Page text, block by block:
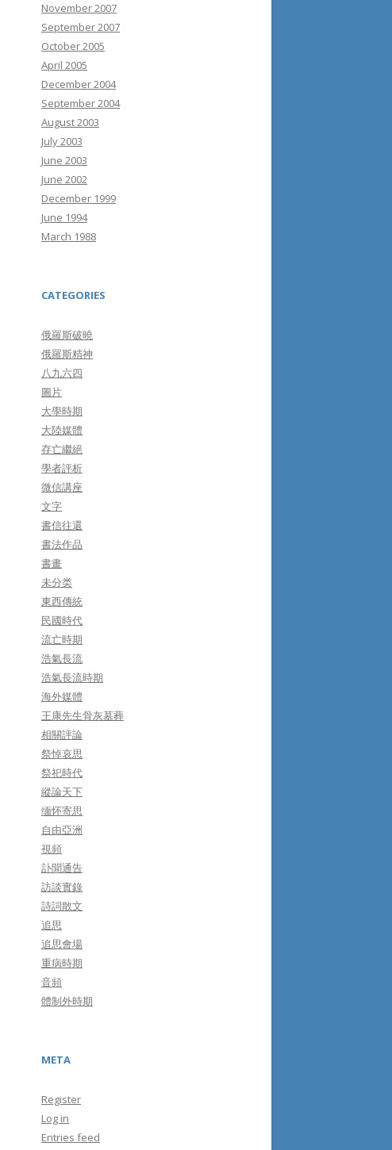
November 2007
September 2007
October 2005
April 2005
December 2004
September 2004
August 2003
July 2003
June 2003
June 2002
December 1999
June 1994
March 1988
CATEGORIES
俄羅斯破曉
俄羅斯精神
八九六四
圖片
大學時期
大陸媒體
存亡繼絕
學者評析
微信講座
文字
書信往還
書法作品
書畫
未分类
東西傳統
民國時代
流亡時期
浩氣長流
浩氣長流時期
海外媒體
王康先生骨灰墓葬
相關評論
祭悼哀思
祭祀時代
縱論天下
缅怀寄思
自由亞洲
視頻
訃聞通告
訪談實錄
詩詞散文
追思
追思會場
重病時期
音頻
體制外時期
META
Register
Log in
Entries feed